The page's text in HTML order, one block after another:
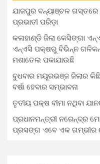
ଯାଜପୁର ବନ୍ୟାଞ୍ଚଳ ଗସ୍ତରେ
ପ୍ରଭାତୀ ପରିଡ଼ା
କଳାହାଣ୍ଡି ଜିଲା କେସିଙ୍ଗା
ଏନ୍‌ଏସି ପକ୍ଷରୁ ବିଭିନ୍ନ
ମଶାତେଲ ପକାଯାଉଛି
ବୁଧବାର ମୟୂରଭଞ୍ଜ ଜିଲାର
ବର୍ଷା ହେବାର ସମ୍ଭାବନା
ତୃତୀୟ ପକ୍ଷ ବୀମା ନଥିବା
ପ୍ରଧାନମନ୍ତ୍ରୀ ନରେନ୍ଦ୍ର
ପ୍ରସଙ୍ଗ ଏବେ ଏକ ଗମ୍ଭୀର